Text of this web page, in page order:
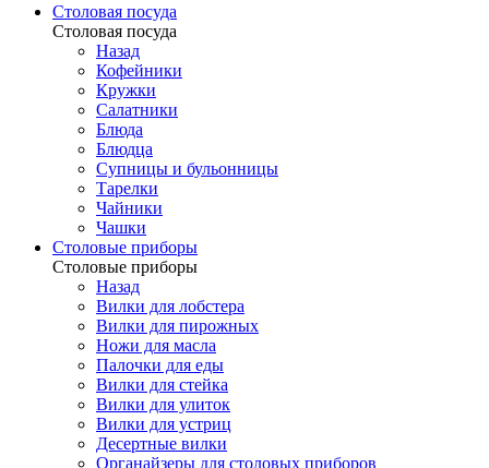
Столовая посуда
Столовая посуда
Назад
Кофейники
Кружки
Салатники
Блюда
Блюдца
Супницы и бульонницы
Тарелки
Чайники
Чашки
Cтоловые приборы
Cтоловые приборы
Назад
Вилки для лобстера
Вилки для пирожных
Ножи для масла
Палочки для еды
Вилки для стейка
Вилки для улиток
Вилки для устриц
Десертные вилки
Органайзеры для столовых приборов